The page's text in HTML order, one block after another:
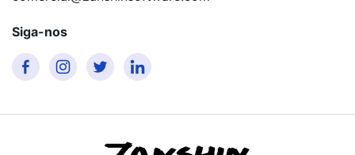
Siga-nos